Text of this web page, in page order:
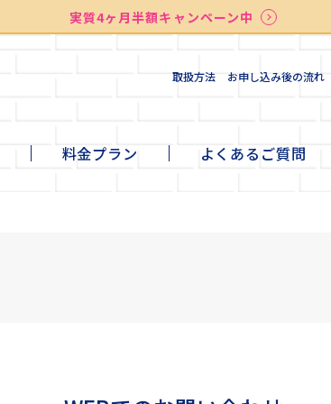
実質4ヶ月半額キャンペーン中
取扱方法 お申し込み後の流れ
料金プラン よくあるご質問